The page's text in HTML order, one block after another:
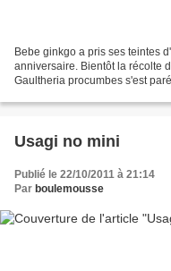
Bebe ginkgo a pris ses teintes
anniversaire. Bientôt la récolte
Gaultheria procumbes s'est
Usagi no mini
Publié le 22/10/2011 à 21:14
Par boulemousse